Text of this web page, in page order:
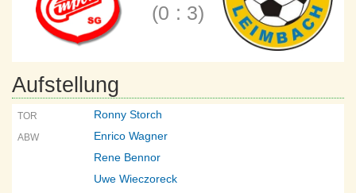
(0 : 3)
Aufstellung
TOR Ronny Storch
ABW
Enrico Wagner
Rene Bennor
Uwe Wieczoreck